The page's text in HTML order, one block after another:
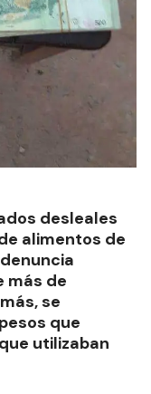
desleales
alimentos de
más de
se
que
utilizaban